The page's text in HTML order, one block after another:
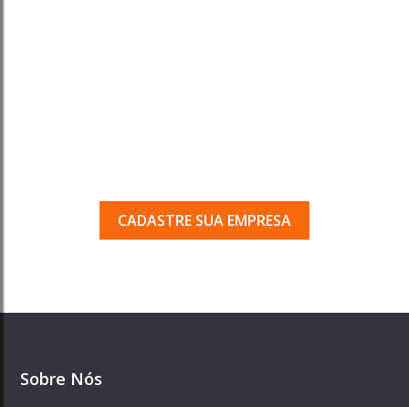
CADASTRE SUA EMPRESA
Sobre Nós